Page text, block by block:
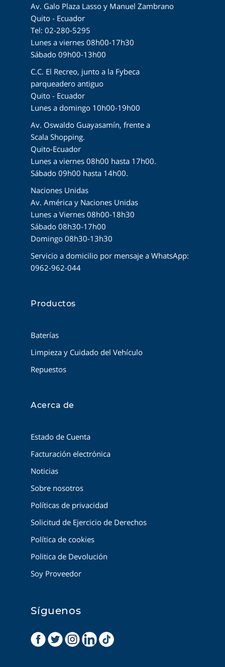
Av. Galo Plaza Lasso y Manuel Zambrano
Quito - Ecuador
Tel: 02-280-5295
Lunes a viernes 08h00-17h30
Sábado 09h00-13h00
C.C. El Recreo, junto a la Fybeca
parqueadero antiguo
Quito - Ecuador
Lunes a domingo 10h00-19h00
Av. Oswaldo Guayasamín, frente a
Scala Shopping.
Quito-Ecuador
Lunes a viernes 08h00 hasta 17h00.
Sábado 09h00 hasta 14h00.
Naciones Unidas
Av. América y Naciones Unidas
Lunes a Viernes 08h00-18h30
Sábado 08h30-17h00
Domingo 08h30-13h30
Servicio a domicilio por mensaje a WhatsApp:
0962-962-044
Productos
Baterías
Limpieza y Cuidado del Vehículo
Repuestos
Acerca de
Estado de Cuenta
Facturación electrónica
Noticias
Sobre nosotros
Políticas de privacidad
Solicitud de Ejercicio de Derechos
Política de cookies
Politica de Devolución
Soy Proveedor
Síguenos